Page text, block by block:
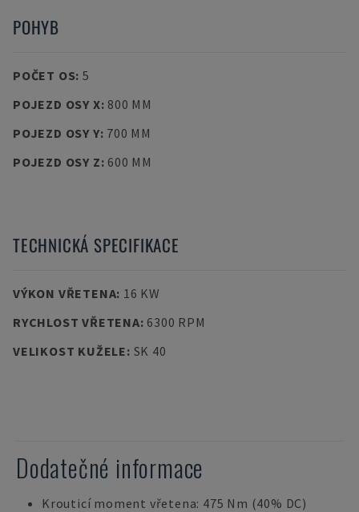
POHYB
POČET OS: 5
POJEZD OSY X: 800 MM
POJEZD OSY Y: 700 MM
POJEZD OSY Z: 600 MM
TECHNICKÁ SPECIFIKACE
VÝKON VŘETENA: 16 KW
RYCHLOST VŘETENA: 6300 RPM
VELIKOST KUŽELE: SK 40
Dodatečné informace
Krouticí moment vřetena: 475 Nm (40% DC)